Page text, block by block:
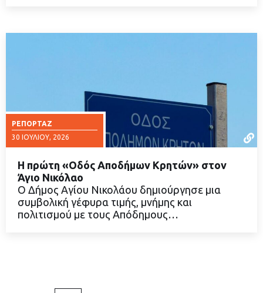
ΡΕΠΟΡΤΆΖ
30 ΙΟΥΛΊΟΥ, 2026
ΔΙΑΒΑΣΤΕ ΠΕΡΙΣΣΟΤΕΡΑ
Η πρώτη «Οδός Αποδήμων Κρητών» στον
Άγιο Νικόλαο
Ο Δήμος Αγίου Νικολάου δημιούργησε μια
συμβολική γέφυρα τιμής, μνήμης και
πολιτισμού με τους Απόδημους…